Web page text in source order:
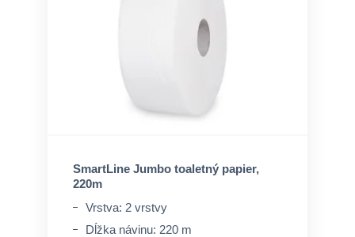
SmartLine Jumbo toaletný papier,
220m
Vrstva: 2 vrstvy
Dĺžka návinu: 220 m